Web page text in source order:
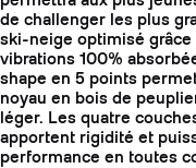
de challenger les plus
ski-neige optimisé
vibrations 100%
shape en 5 points
noyau en bois de
léger. Les quatre
apportent rigidité et
performance en toutes